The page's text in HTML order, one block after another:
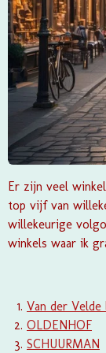
Er zijn veel
top vijf van
willekeurige
winkels waar ik
Van der Velde
OLDENHOF
SCHUURMAN